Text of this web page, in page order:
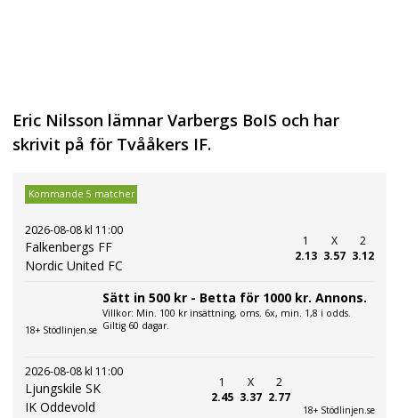
Eric Nilsson lämnar Varbergs BoIS och har
skrivit på för Tvååkers IF.
Kommande 5 matcher
2026-08-08 kl 11:00
Falkenbergs FF
Nordic United FC
1
2.13
X
3.57
2
3.12
18+ Stödlinjen.se
Sätt in 500 kr - Betta för 1000 kr. Annons.
Villkor: Min. 100 kr insättning, oms. 6x, min. 1,8 i odds.
Giltig 60 dagar.
2026-08-08 kl 11:00
Ljungskile SK
IK Oddevold
1
2.45
X
3.37
2
2.77
18+ Stödlinjen.se